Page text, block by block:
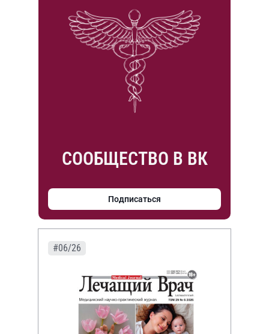
СООБЩЕСТВО В ВК
Подписаться
#06/26